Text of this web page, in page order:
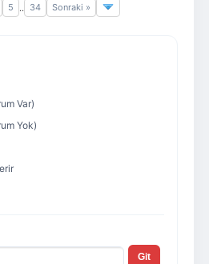
5 .. 34 Sonraki »
Var)
Yok)